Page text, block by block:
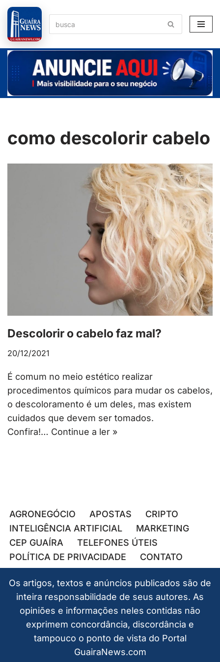
Pular
para
o
conteúdo
como descolorir cabelo
Descolorir o cabelo faz mal?
20/12/2021
É comum no meio estético realizar
procedimentos químicos para mudar os cabelos,
o descoloramento é um deles, mas existem
cuidados que devem ser tomados.
Confira!… Continue a ler »
AGRONEGÓCIO APOSTAS
CRIPTO
INTELIGÊNCIA ARTIFICIAL
MARKETING
CEP GUAÍRA
TELEFONES ÚTEIS
POLÍTICA DE PRIVACIDADE
CONTATO
Os artigos, textos e anúncios publicados são de
inteira responsabilidade de seus autores. As
opiniões e informações neles contidas não
exprimem concordância, discordância e
tampouco o ponto de vista do Portal
GuairaNews.com